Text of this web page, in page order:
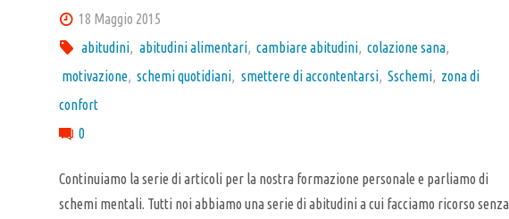
18 Maggio 2015
abitudini, abitudini alimentari, cambiare abitudini, colazione sana,
motivazione, schemi quotidiani, smettere di accontentarsi, Sschemi, zona di
confort
0
Continuiamo la serie di articoli per la nostra formazione personale e parliamo di
schemi mentali. Tutti noi abbiamo una serie di abitudini a cui facciamo ricorso senza